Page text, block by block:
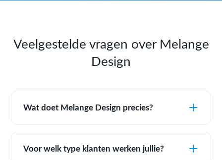
Veelgestelde vragen over Melange
Design
Wat doet Melange Design precies?
Voor welk type klanten werken jullie?